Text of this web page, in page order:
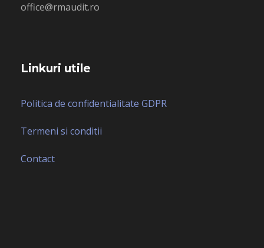
office@rmaudit.ro
Linkuri utile
Politica de confidentialitate GDPR
Termeni si conditii
Contact